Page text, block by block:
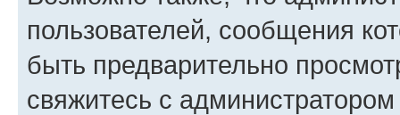
пользователей, сообщения
быть предварительно
свяжитесь с